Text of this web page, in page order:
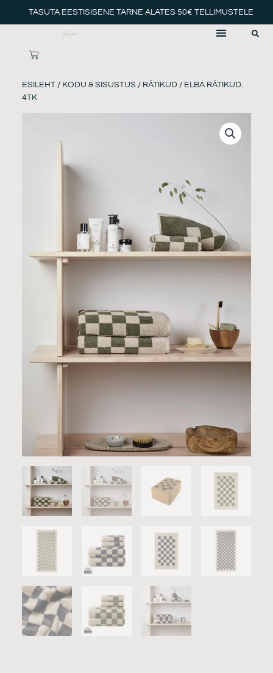
to
TASUTA EESTISISENE TARNE ALATES 50€ TELLIMUSTELE
CART
ESILEHT / KODU & SISUSTUS / RÄTIKUD / ELBA RÄTIKUD.
4TK